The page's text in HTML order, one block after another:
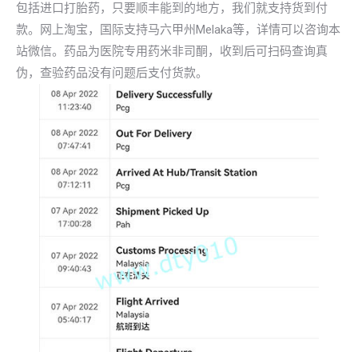
包括进口打胎药，只要顺丰能到的地方，我们就支持货到付
款。网上淘宝，国际支持马六甲州Melaka等，详情可以咨询本
站微信。药品为医院专用药米非司酮，收到后可扫码查询真
伪，查验药品没有问题后支付货款。